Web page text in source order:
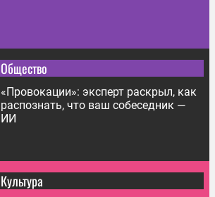
Общество
«Провокации»: эксперт раскрыл, как
распознать, что ваш собеседник —
ИИ
Культура